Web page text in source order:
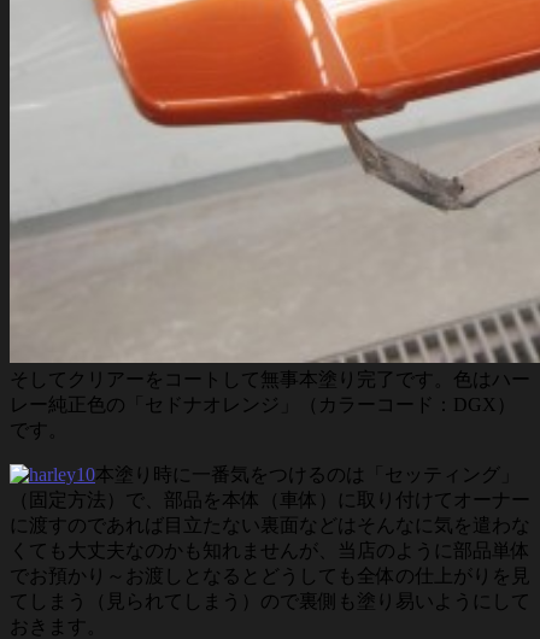
そしてクリアーをコートして無事本塗り完了です。色はハー
レー純正色の「セドナオレンジ」（カラーコード：DGX）
です。
本塗り時に一番気をつけるのは「セッティング」
（固定方法）で、部品を本体（車体）に取り付けてオーナー
に渡すのであれば目立たない裏面などはそんなに気を遣わな
くても大丈夫なのかも知れませんが、当店のように部品単体
でお預かり～お渡しとなるとどうしても全体の仕上がりを見
てしまう（見られてしまう）ので裏側も塗り易いようにして
おきます。